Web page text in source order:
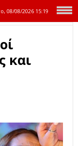
08/08/2026 15:19
και